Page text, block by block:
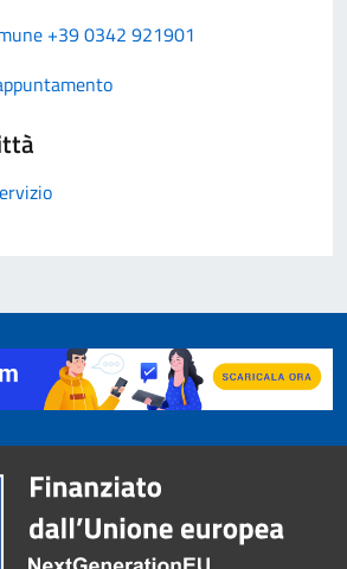
+39 0342 921901